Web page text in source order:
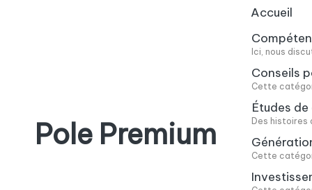
Pole Premium
Accueil
Ici, nous
Conseils
Cette
Études
Des histoires
Cette